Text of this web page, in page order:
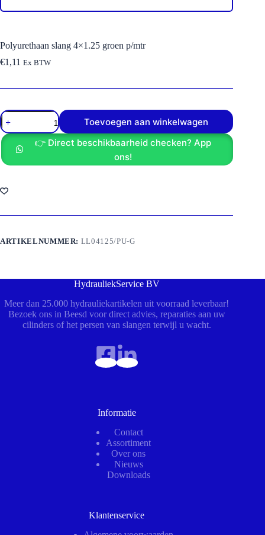
Polyurethaan slang 4×1.25 groen p/mtr
€1,11 Ex BTW
Polyurethaan
slang
4x1.25
groen
p/mtr
aantal
Toevoegen aan winkelwagen
👉 Direct beschikbaarheid checken? App
ons!
ARTIKELNUMMER: LL04125/PU-G
HydrauliekService BV
Meer dan 25.000 hydrauliekartikelen uit voorraad leverbaar!
Bezoek ons in Beesd voor direct advies, reparaties aan uw
cilinders of het persen van slangen terwijl u wacht.
Informatie
Contact
Assortiment
Over ons
Nieuws
Downloads
Klantenservice